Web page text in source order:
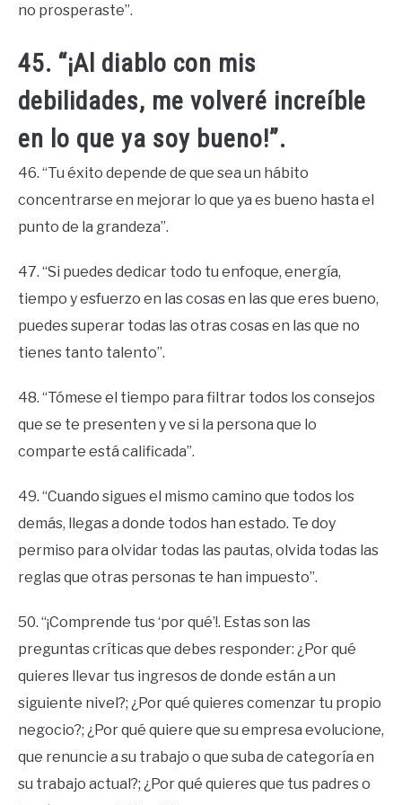
no prosperaste”.
45. “¡Al diablo con mis
debilidades, me volveré increíble
en lo que ya soy bueno!”.
46. “Tu éxito depende de que sea un hábito
concentrarse en mejorar lo que ya es bueno hasta el
punto de la grandeza”.
47. “Si puedes dedicar todo tu enfoque, energía,
tiempo y esfuerzo en las cosas en las que eres bueno,
puedes superar todas las otras cosas en las que no
tienes tanto talento”.
48. “Tómese el tiempo para filtrar todos los consejos
que se te presenten y ve si la persona que lo
comparte está calificada”.
49. “Cuando sigues el mismo camino que todos los
demás, llegas a donde todos han estado. Te doy
permiso para olvidar todas las pautas, olvida todas las
reglas que otras personas te han impuesto”.
50. “¡Comprende tus ‘por qué’!. Estas son las
preguntas críticas que debes responder: ¿Por qué
quieres llevar tus ingresos de donde están a un
siguiente nivel?; ¿Por qué quieres comenzar tu propio
negocio?; ¿Por qué quiere que su empresa evolucione,
que renuncie a su trabajo o que suba de categoría en
su trabajo actual?; ¿Por qué quieres que tus padres o